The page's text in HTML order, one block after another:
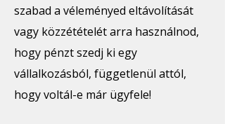
szabad a véleményed eltávolítását
vagy közzétételét arra használnod,
hogy pénzt szedj ki egy
vállalkozásból, függetlenül attól,
hogy voltál-e már ügyfele!